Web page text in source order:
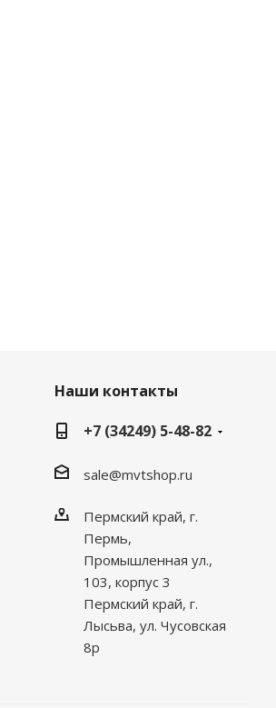
Наши контакты
+7 (34249) 5-48-82
sale@mvtshop.ru
Пермский край, г.
Пермь,
Промышленная ул.,
103, корпус 3
Пермский край, г.
Лысьва, ул. Чусовская
8р